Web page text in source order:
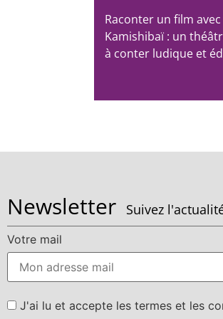
Raconter un film
Kamishibaï : un
à conter ludique et
Newsletter Suivez
Votre mail
J'ai lu et accepte les termes et les